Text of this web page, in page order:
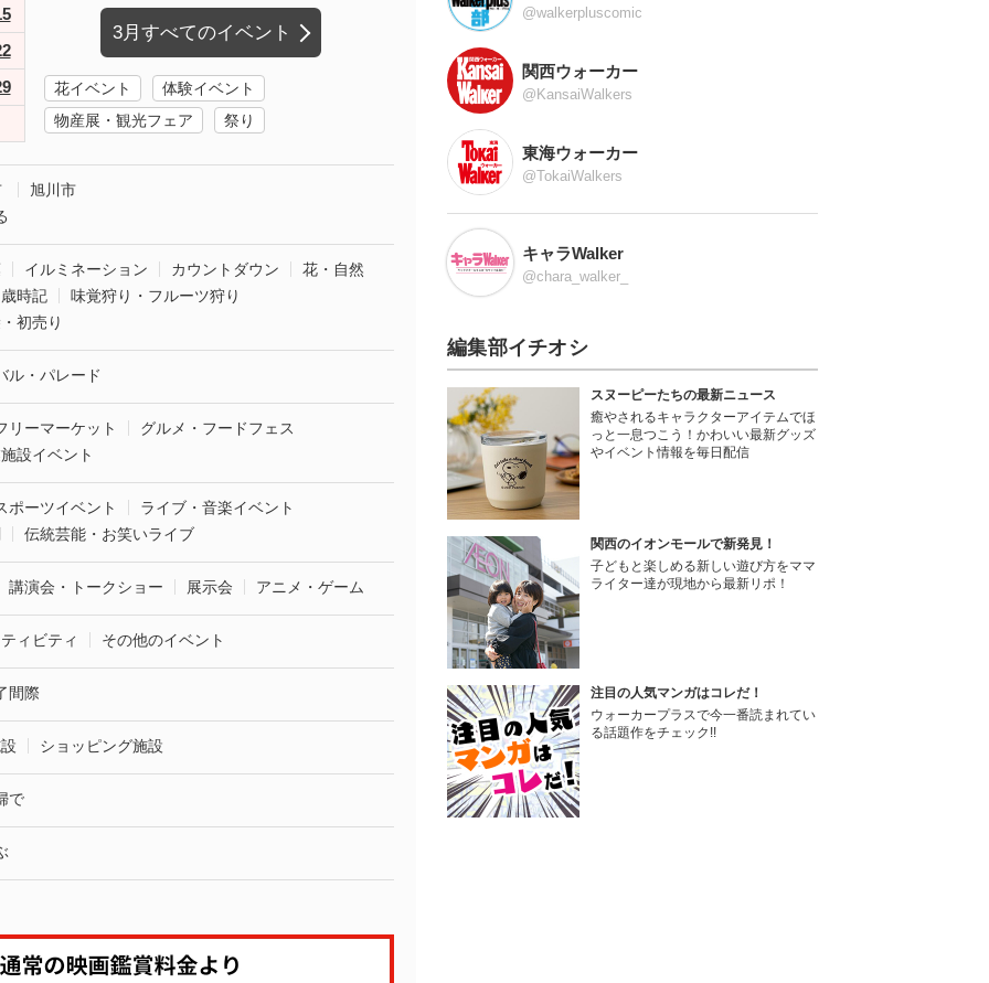
3月すべてのイベント
花イベント
体験イベント
物産展・観光フェア
祭り
旭川市
イルミネーション カウントダウン
花・自然
時記
味覚狩り・フルーツ狩り
初売り
ル・パレード
リーマーケット
グルメ・フードフェス
設イベント
ポーツイベント
ライブ・音楽イベント
伝統芸能・お笑いライブ
講演会・トークショー 展示会 アニメ・ゲーム
ィビティ その他のイベント
間際
ショッピング施設
で
@walkerpluscomic
関西ウォーカー
@KansaiWalkers
東海ウォーカー
@TokaiWalkers
キャラWalker
@chara_walker_
編集部イチオシ
スヌーピーたちの最新ニュース
癒やされるキャラクターアイテムでほ
っと一息つこう！かわいい最新グッズ
やイベント情報を毎日配信
関西のイオンモールで新発見！
子どもと楽しめる新しい遊び方をママ
ライター達が現地から最新リポ！
注目の人気マンガはコレだ！
ウォーカープラスで今一番読まれてい
る話題作をチェック!!